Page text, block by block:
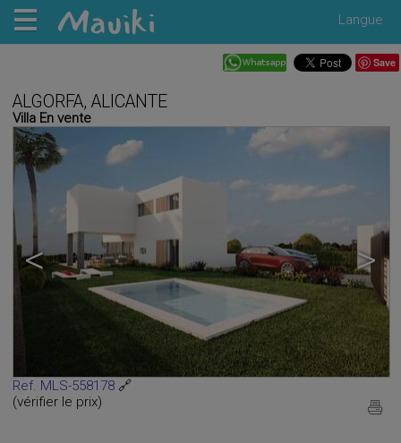
Langue
Save
ALGORFA, ALICANTE
Villa En vente
< >
Ref. MLS-558178 🔗
(vérifier le prix)